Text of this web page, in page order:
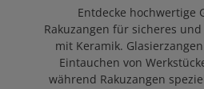
Entdecke hochwertige
Rakuzangen für sicheres
mit Keramik.
Eintauchen von
während Rakuzangen